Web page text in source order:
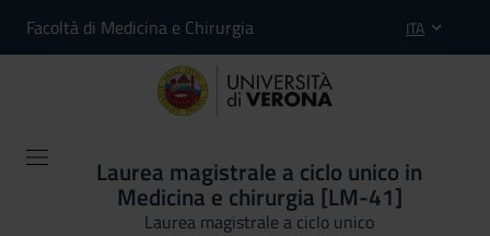
Facoltà di Medicina e Chirurgia ITA
Laurea magistrale a ciclo unico in
Medicina e chirurgia [LM-41]
Laurea magistrale a ciclo unico